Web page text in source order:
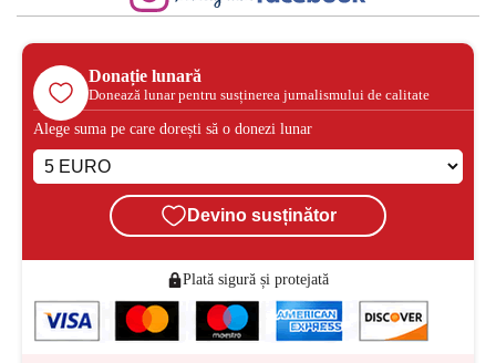
Donație lunară
Donează lunar pentru susținerea jurnalismului de calitate
Alege suma pe care dorești să o donezi lunar
Devino susținător
Plată sigură și protejată